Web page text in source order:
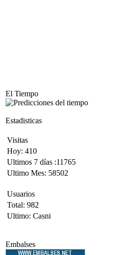
El Tiempo
Estadisticas
Visitas
Hoy: 410
Ultimos 7 días :11765
Ultimo Mes: 58502
Usuarios
Total: 982
Ultimo: Casni
Embalses